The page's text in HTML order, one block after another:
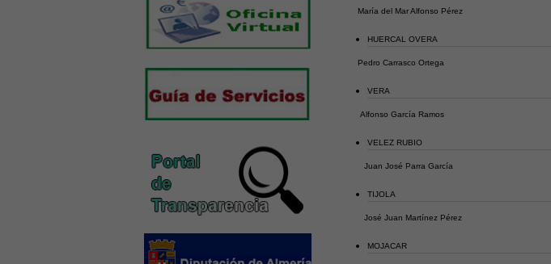
María del Mar Alfonso Pérez
HUERCAL OVERA
Pedro Carrasco Ortega
VERA
Alfonso García Ramos
VELEZ RUBIO
Juan José Parra García
TIJOLA
José Juan Martínez Pérez
MOJACAR